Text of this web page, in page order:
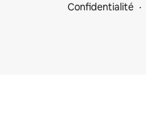
Confidentialité